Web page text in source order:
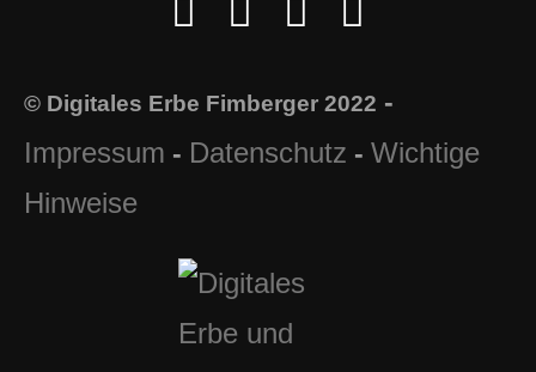
© Digitales Erbe Fimberger 2022 -
Impressum - Datenschutz - Wichtige
Hinweise